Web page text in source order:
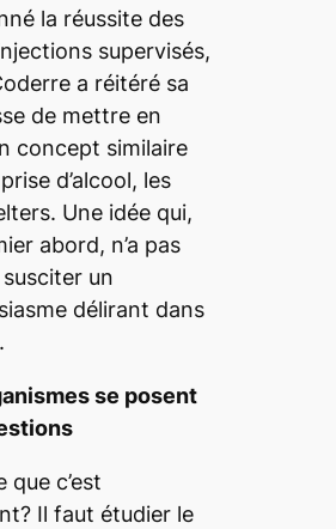
la réussite des
supervisés,
a réitéré sa
de mettre en
concept similaire
d’alcool, les
Une idée qui,
abord, n’a pas
un
délirant dans
se posent
que c’est
Il faut étudier le